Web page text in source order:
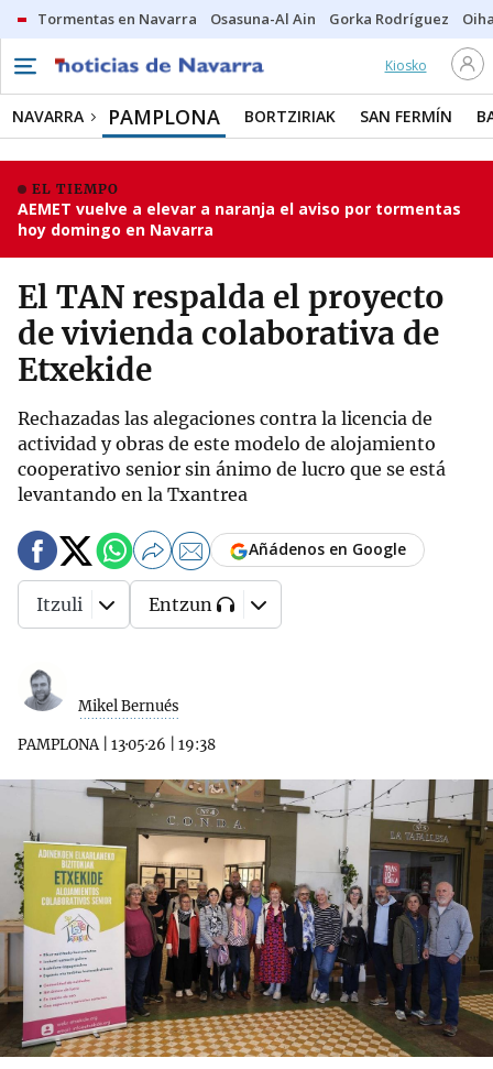
Tormentas en Navarra Osasuna-Al Ain Gorka Rodríguez
Kiosko
NAVARRA PAMPLONA BORTZIRIAK SAN FERMÍN
EL TIEMPO
AEMET vuelve a elevar a naranja el aviso por tormentas
hoy domingo en Navarra
El TAN respalda el proyecto
de vivienda colaborativa de
Etxekide
Rechazadas las alegaciones contra la licencia de
actividad y obras de este modelo de alojamiento
cooperativo senior sin ánimo de lucro que se está
levantando en la Txantrea
Mikel Bernués
PAMPLONA| 13·05·26 19:38
Añádenos en Google
Itzuli Entzun